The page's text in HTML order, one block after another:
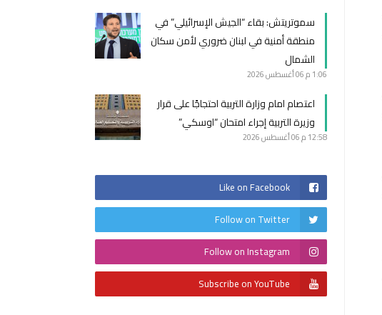
سموتريتش: بقاء “الجيش الإسرائيلي” في
منطقة أمنية في لبنان ضروري لأمن سكان
الشمال
1:06 م 06 أغسطس 2026
اعتصام امام وزارة التربية احتجاجًا على قرار
وزيرة التربية إجراء امتحان “اوسكي”
12:58 م 06 أغسطس 2026
Like on Facebook
Follow on Twitter
Follow on Instagram
Subscribe on YouTube